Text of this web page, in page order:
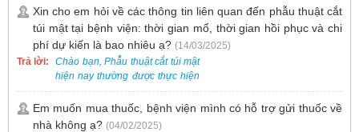
dưới 2 tuổi.
Xin cho em hỏi về các thông tin liên quan đến phẫu thuật cắt
túi mật tại bệnh viện: thời gian mổ, thời gian hồi phục và chi
phí dự kiến là bao nhiêu ạ? (14/03/2025)
Trả lời:
Chào bạn, Phẫu thuật cắt túi mật
hiện nay thường được thực hiện
bằng phương pháp nội soi, đây
là một kỹ thuật ít xâm lấn, an toàn
và phổ biến.
Em muốn mua thuốc, bệnh viện mình có hỗ trợ gửi thuốc về
nhà không ạ? (04/02/2025)